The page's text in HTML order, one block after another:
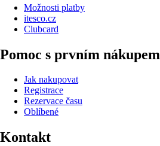
Možnosti platby
itesco.cz
Clubcard
Pomoc s prvním nákupem
Jak nakupovat
Registrace
Rezervace času
Oblíbené
Kontakt